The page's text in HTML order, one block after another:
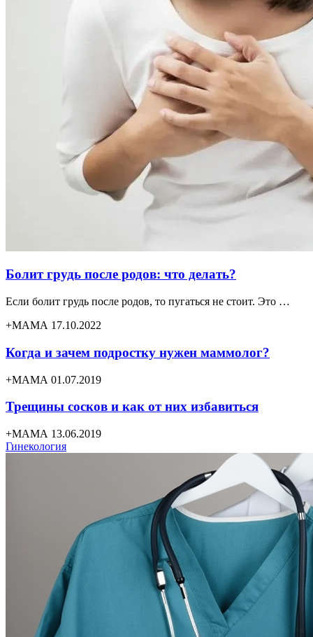
Болит грудь после родов: что делать?
Если болит грудь после родов, то пугаться не стоит. Это …
+МАМА 17.10.2022
Когда и зачем подростку нужен маммолог?
+МАМА 01.07.2019
Трещины сосков и как от них избавиться
+МАМА 13.06.2019
Гинекология